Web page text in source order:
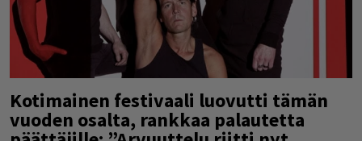
Kotimainen festivaali luovutti tämän
vuoden osalta, rankkaa palautetta